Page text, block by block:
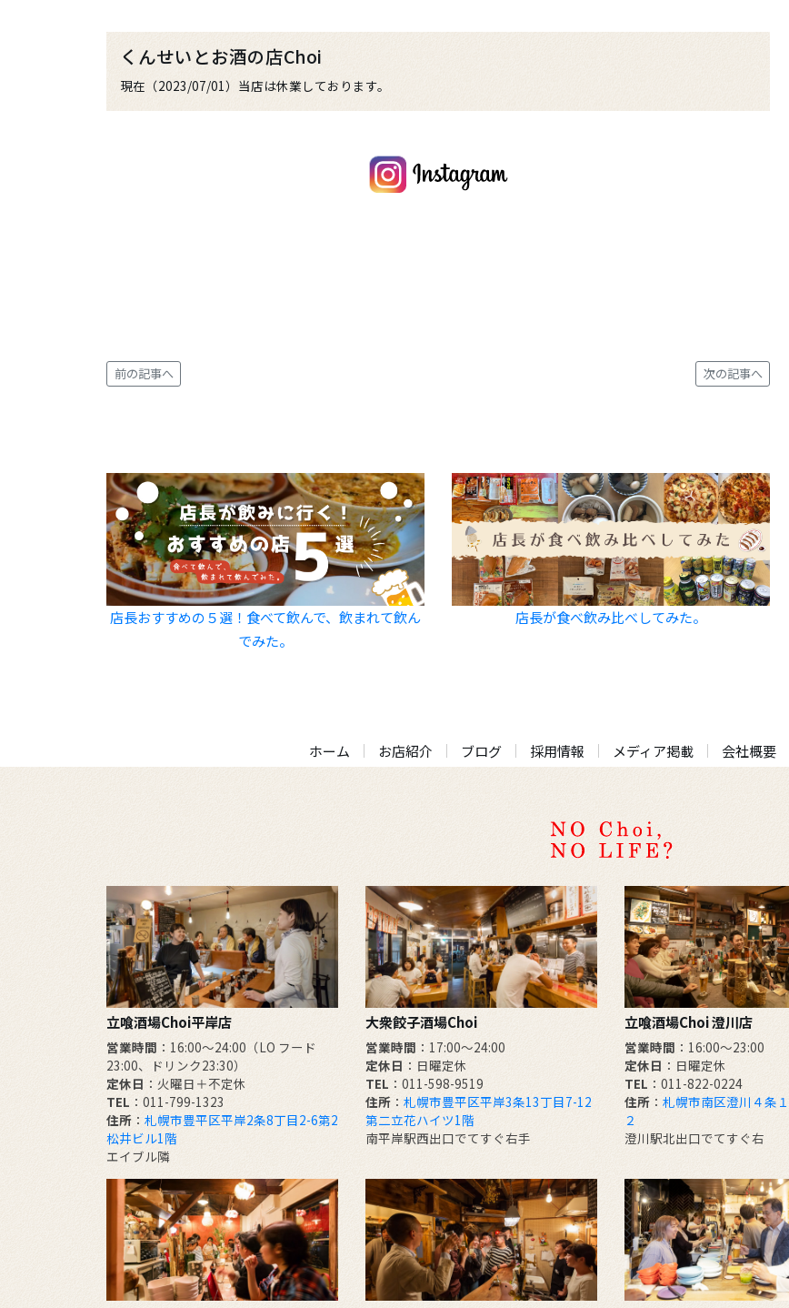
くんせいとお酒の店Choi
現在（2023/07/01）当店は休業しております。
前の記事へ 次の記事へ
店長おすすめの５選！食べて飲んで、飲まれて飲ん
でみた。
店長が食べ飲み比べしてみた。
ホーム お店紹介 ブログ 採用情報 メディア掲載 会社概要
立喰酒場Choi平岸店
営業時間 ：16:00～24:00（LO フード
23:00、ドリンク23:30）
定休日 ：火曜日＋不定休
TEL ：011-799-1323
住所 ： 札幌市豊平区平岸2条8丁目2-6第2
松井ビル1階
エイブル隣
大衆餃子酒場Choi
営業時間 ：17:00～24:00
定休日 ：日曜定休
TEL ：011-598-9519
住所 ： 札幌市豊平区平岸3条13丁目7-12
第二立花ハイツ1階
南平岸駅西出口でてすぐ右手
立喰酒場Choi 澄川店
営業時間 ：16:00～23:00
定休日 ：日曜定休
TEL ：011-822-0224
住所 ： 札幌市南区澄川４条
２
澄川駅北出口でてすぐ右